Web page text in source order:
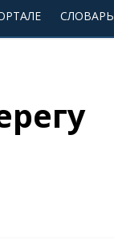
СЛОВАРЬ